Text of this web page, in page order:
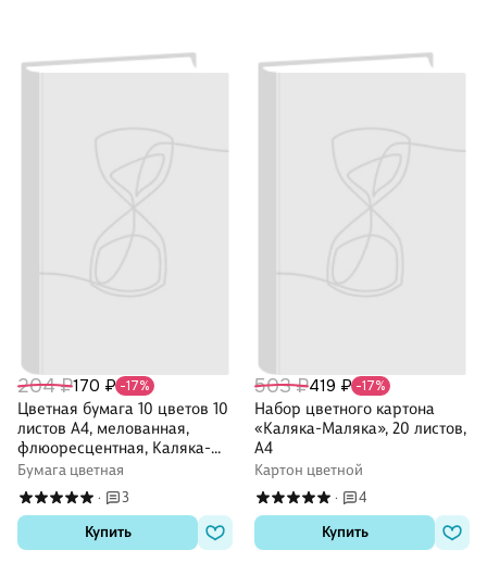
204 ₽170 ₽ -17%
Цветная бумага 10 цветов 10
листов А4, мелованная,
флюоресцентная, Каляка-
Маляка
Бумага цветная
·
3
Купить
503 ₽419 ₽ -17%
Набор цветного картона
«Каляка-Маляка», 20 листов,
А4
Картон цветной
·
4
Купить